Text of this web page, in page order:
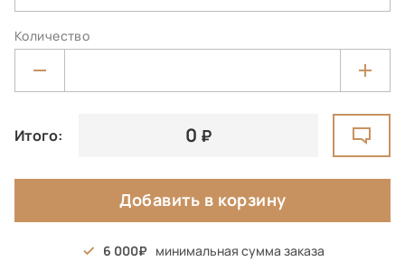
Количество
Итого: 0
Добавить в корзину
6 000 минимальная сумма заказа